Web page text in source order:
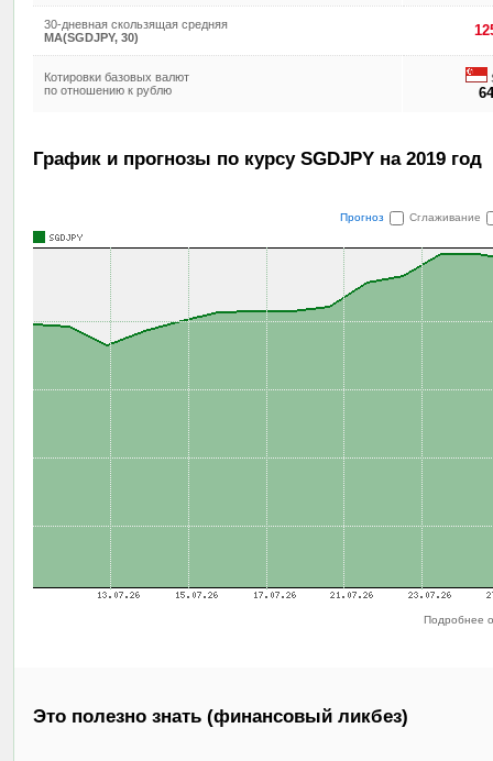
30-дневная скользящая средняя
MA(SGDJPY, 30)
Котировки базовых валют
по отношению к рублю
График и прогнозы по курсу SGDJPY на 2019 год
Прогноз Сглаживание
Подробнее
Это полезно знать (финансовый ликбез)